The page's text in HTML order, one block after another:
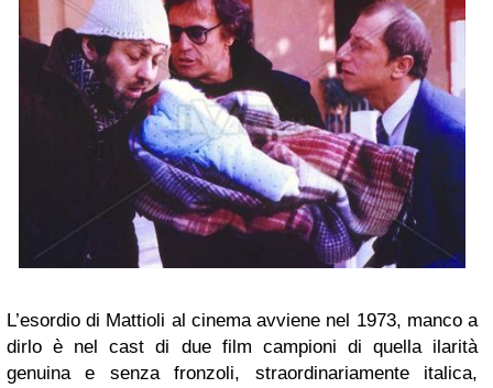
L’esordio di Mattioli al cinema avviene nel 1973, manco a
dirlo è nel cast di due film campioni di quella ilarità
genuina e senza fronzoli, straordinariamente italica,